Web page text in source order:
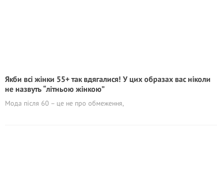
Якби всі жінки 55+ так вдягалися! У цих образах вас ніколи
не назвуть “літньою жінкою”
Мода після 60 – це не про обмеження,